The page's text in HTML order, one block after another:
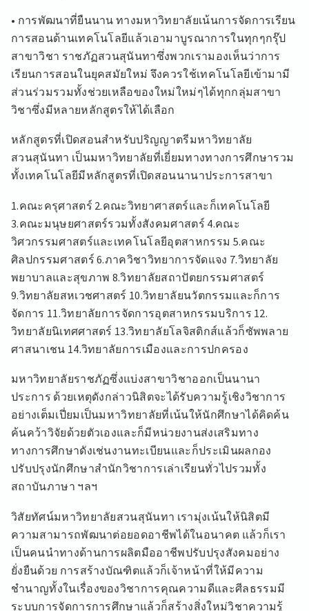
• การพัฒนาที่ยืนนาน ทางมหาวิทยาลัยเน้นการจัดการเรียน
การสอนด้านเทคโนโลยีแล้วเอามาบูรณาการในทุกๆกรุ๊ป
สาขาวิชา ราชภัฏสวนสุนันทาซึ่งพวกเรามองเห็นว่าการ
เรียนการสอนในยุคสมัยใหม่ จึงควรใช้เทคโนโลยีเข้ามามี
ส่วนร่วมรวมทั้งช่วยเหลือของใหม่ใหม่ๆได้ทุกกลุ่มสาขา
วิชาซึ่งมีหลายหลักสูตรให้ได้เลือก
หลักสูตรที่เปิดสอนสำหรับปริญญาตรีมหาวิทยาลัย
สวนสุนันทา เป็นมหาวิทยาลัยที่เยี่ยมทางทางการศึกษารวม
ทั้งเทคโนโลยีมีหลักสูตรที่เปิดสอนนานาประการสาขา
1.คณะครุศาสตร์ 2.คณะวิทยาศาสตร์และก็เทคโนโลยี
3.คณะมนุษยศาสตร์รวมทั้งสังคมศาสตร์ 4.คณะ
วิศวกรรมศาสตร์และเทคโนโลยีอุตสาหกรรม 5.คณะ
ศิลปกรรมศาสตร์ 6.ภาควิชาวิทยาการจัดแจง 7.วิทยาลัย
พยาบาลและสุขภาพ 8.วิทยาลัยสถาปัตยกรรมศาสตร์
9.วิทยาลัยสหเวชศาสตร์ 10.วิทยาลัยนวัตกรรมและก็การ
จัดการ 11.วิทยาลัยการจัดการอุตสาหกรรมบริการ 12.
วิทยาลัยนิเทศศาสตร์ 13.วิทยาลัยโลจิสติกส์แล้วก็ซัพพลาย
ศาสนาเชน 14.วิทยาลัยการเมืองและการปกครอง
มหาวิทยาลัยราชภัฏซึ่งแบ่งสาขาวิชาออกเป็นนานา
ประการ ด้วยเหตุดังกล่าวนิสิตจะได้รับความรู้เชิงวิชาการ
อย่างเต็มเปี่ยมเป็นมหาวิทยาลัยที่เน้นให้นักศึกษาได้คิดค้น
ค้นคว้าวิจัยด้วยตัวเองและก็มีหน่วยงานส่งเสริมทาง
ทางการศึกษาดังเช่นงานทะเบียนและก็ประเมินผลกอง
ปรับปรุงนักศึกษาสำนักวิชาการเล่าเรียนทั่วไปรวมทั้ง
สถาบันภาษา ฯลฯ
วิสัยทัศน์มหาวิทยาลัยสวนสุนันทา เรามุ่งเน้นให้นิสิตมี
ความสามารถพัฒนาต่อยอดอาชีพได้ในอนาคต แล้วก็เรา
เป็นคนนำทางด้านการผลิตมืออาชีพปรับปรุงสังคมอย่าง
ยั่งยืนด้วย การสร้างบัณฑิตแล้วก็เจ้าหน้าที่ให้มีความ
ชำนาญทั้งในเรื่องของวิชาการคุณความดีและศีลธรรมมี
ระบบการจัดการการศึกษาแล้วก็สร้างสิ่งใหม่วิชาความรู้